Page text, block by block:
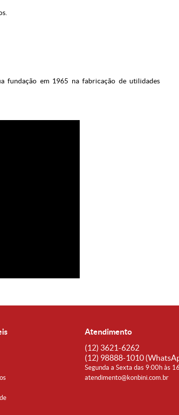
fundação em 1965 na fabricação de utilidades
Atendimento
(12) 3621-6262
(12) 98888-1010
Segunda a Sexta das 9:00h às
atendimento@konbini.com.br